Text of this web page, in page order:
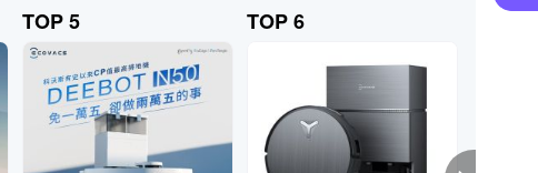
TOP 5 TOP 6